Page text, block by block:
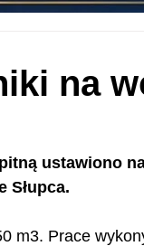
na
ustawiono
Słupca.
m3. Prace